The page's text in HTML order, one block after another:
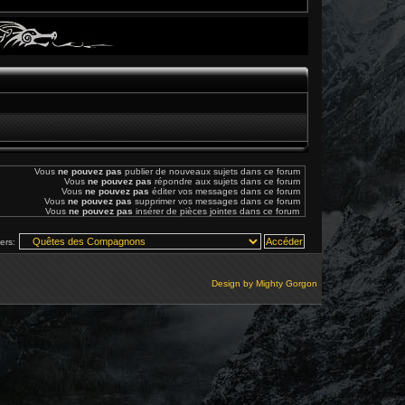
Vous ne pouvez pas publier de nouveaux sujets dans ce forum
Vous ne pouvez pas répondre aux sujets dans ce forum
Vous ne pouvez pas éditer vos messages dans ce forum
Vous ne pouvez pas supprimer vos messages dans ce forum
Vous ne pouvez pas insérer de pièces jointes dans ce forum
Design by Mighty Gorgon